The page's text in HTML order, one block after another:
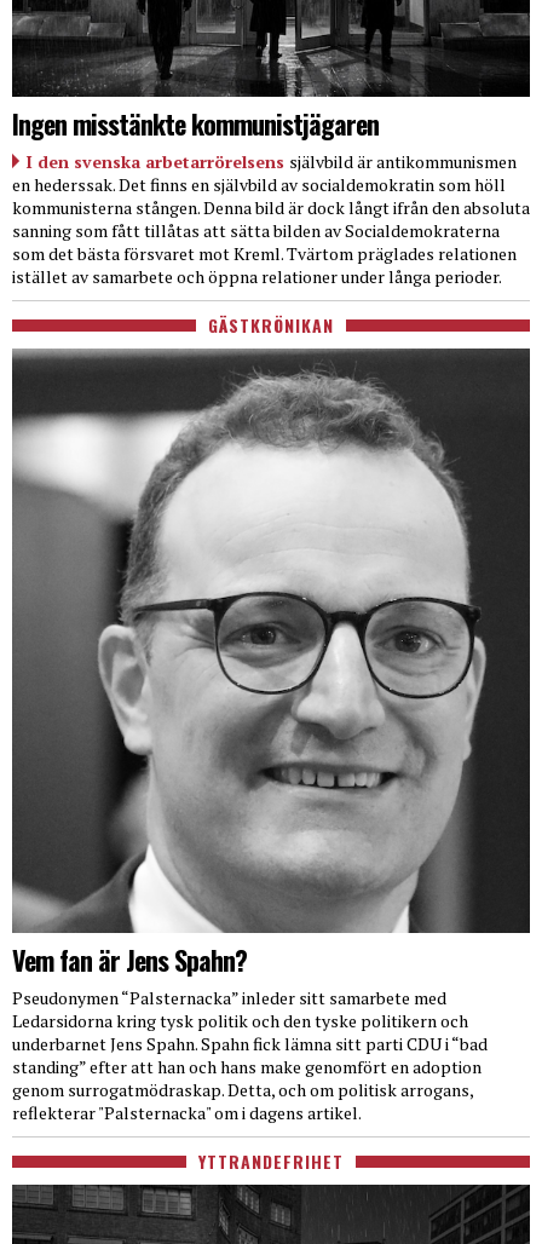
Ingen misstänkte kommunistjägaren
I den svenska arbetarrörelsens självbild är antikommunismen
en hederssak. Det finns en självbild av socialdemokratin som höll
kommunisterna stången. Denna bild är dock långt ifrån den absoluta
sanning som fått tillåtas att sätta bilden av Socialdemokraterna
som det bästa försvaret mot Kreml. Tvärtom präglades relationen
istället av samarbete och öppna relationer under långa perioder.
GÄSTKRÖNIKAN
Vem fan är Jens Spahn?
Pseudonymen “Palsternacka” inleder sitt samarbete med
Ledarsidorna kring tysk politik och den tyske politikern och
underbarnet Jens Spahn. Spahn fick lämna sitt parti CDU i “bad
standing” efter att han och hans make genomfört en adoption
genom surrogatmödraskap. Detta, och om politisk arrogans,
reflekterar "Palsternacka" om i dagens artikel.
YTTRANDEFRIHET